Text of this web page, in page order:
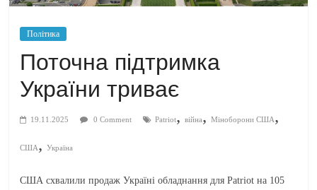
Політика
Поточна підтримка
України триває
19.11.2025 0 Comment Patriot,війна,Міноборони США,
США,Україна
США схвалили продаж Україні обладнання для Patriot на 105